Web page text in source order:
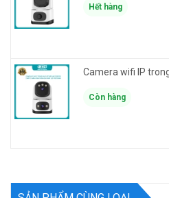
Hết hàng
Còn hàng